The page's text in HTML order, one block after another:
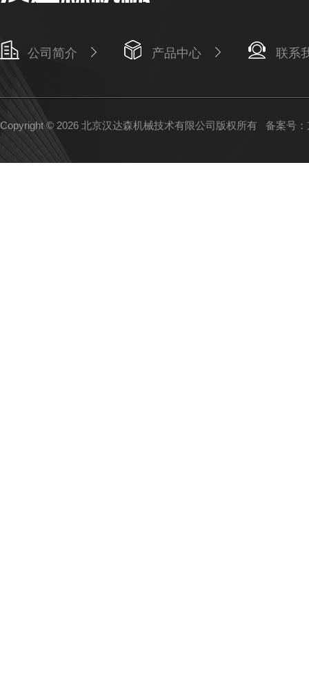
公司简介 产品中心 联系
Copyright © 2026 北京汉达森机械技术有限公司版权所有 备案号：